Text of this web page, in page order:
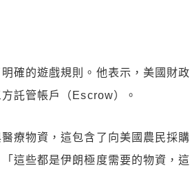
確的遊戲規則。他表示，美國財政
託管帳戶（Escrow）。
療物資，這包含了向美國農民採購
這些都是伊朗極度需要的物資，這